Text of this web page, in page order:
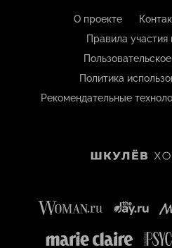
О проекте
Правила участия
Политика
Рекомендательные